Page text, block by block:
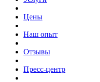
Цены
Наш опыт
Отзывы
Пресс-центр